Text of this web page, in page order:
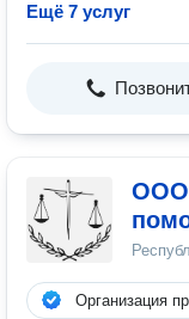
Ещё 7 услуг
ООО
Организация